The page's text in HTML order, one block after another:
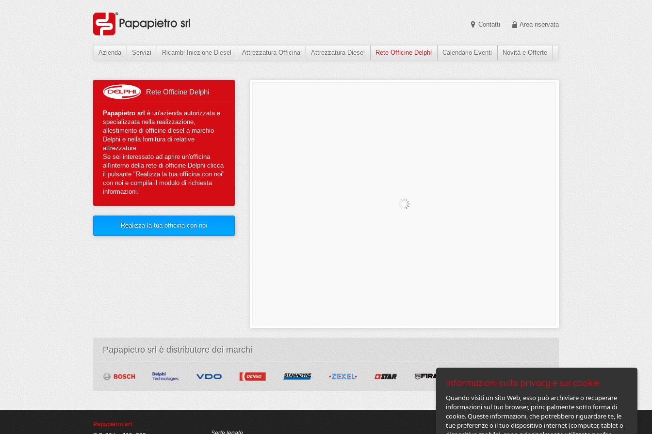
Contatti Area riservata
Azienda Servizi Ricambi Iniezione Diesel Attrezzatura Officina Attrezzatura Diesel Rete Officine Delphi Calendario Eventi Novità e Offerte
Rete Officine Delphi
Papapietro srl è un'azienda autorizzata e
specializzata nella realizzazione,
allestimento di officine diesel a marchio
Delphi e nella fornitura di relative
attrezzature.
Se sei interessato ad aprire un'officina
all'interno della rete di officine Delphi clicca
il pulsante "Realizza la tua officina con noi"
con noi e compila il modulo di richiesta
informazioni.
Realizza la tua officina con noi
Papapietro srl è distributore dei marchi
Papapietro srl
Informazioni sulla privacy e sui cookie
Quando visiti un sito Web, esso può archiviare o recuperare
informazioni sul tuo browser, principalmente sotto forma di
cookie. Queste informazioni, che potrebbero riguardare te, le
tue preferenze o il tuo dispositivo internet (computer, tablet o